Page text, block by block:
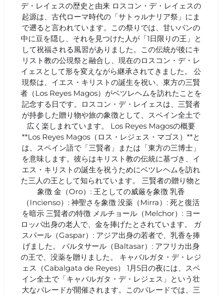
デ・レイェスの歴史と由来 ロスコン・デ・レイェスの
起源は、古代ローマ時代の「サトゥルナリア祭」にま
で遡ると言われています。この祭りでは、甘いパンの
中に豆を隠し、それを見つけた人が「1日限りの王」と
して祝福される風習がありました。この伝統が後にキ
リスト教の公現祭と融合し、現在のロスコン・デ・レ
イェスとして形を変えながら継承されてきました。 公
現祭は、イエス・キリストの誕生を祝い、東方の三賢
者（Los Reyes Magos）がベツレヘムを訪れたことを
記念する日です。ロスコン・デ・レイェスは、三賢者
が持参した贈り物や旅の象徴として、スペイン全土で
広く楽しまれています。 Los Reyes Magosの概要
**Los Reyes Magos（ロス・レジェス・マゴス）**と
は、スペイン語で「三賢者」または「東方の三博士」
を意味します。彼らはキリスト教の伝統に基づき、イ
エス・キリストの誕生を祝うためにベツレヘムを訪れ
た三人の王として知られています。 三賢者の贈り物と
象徴 金（Oro）: 王としての威厳を象徴 乳香
（Incienso）: 神聖さを象徴 没薬（Mirra）: 死と復活
を暗示 三賢者の特徴 メルチョール（Melchor）: ヨー
ロッパ出身の老人で、金を捧げたとされています。 ガ
スパール（Gaspar）: アジア出身の若者で、乳香を捧
げました。 バルタサール（Baltasar）: アフリカ出身
の王で、没薬を贈りました。 キャバルガタ・デ・レジ
ェス（Cabalgata de Reyes） 1月5日の夜には、スペ
イン全土で「キャバルガタ・デ・レジェス」という壮
大なパレードが開催されます。このパレードでは、三